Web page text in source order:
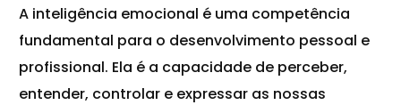
A inteligência emocional é uma competência
fundamental para o desenvolvimento pessoal e
profissional. Ela é a capacidade de perceber,
entender, controlar e expressar as nossas